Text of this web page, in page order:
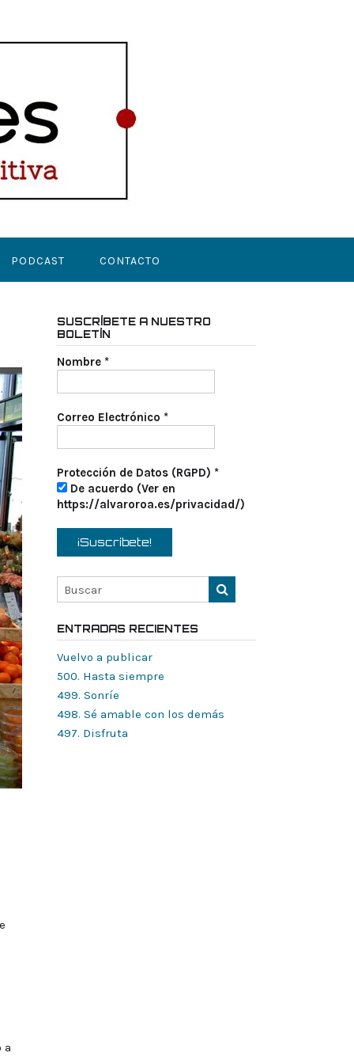
PODCAST CONTACTO
a
SUSCRÍBETE A NUESTRO
BOLETÍN
Nombre *
Correo Electrónico *
Protección de Datos (RGPD) *
De acuerdo (Ver en
https://alvaroroa.es/privacidad/)
ENTRADAS RECIENTES
Vuelvo a publicar
500. Hasta siempre
499. Sonríe
498. Sé amable con los demás
497. Disfruta